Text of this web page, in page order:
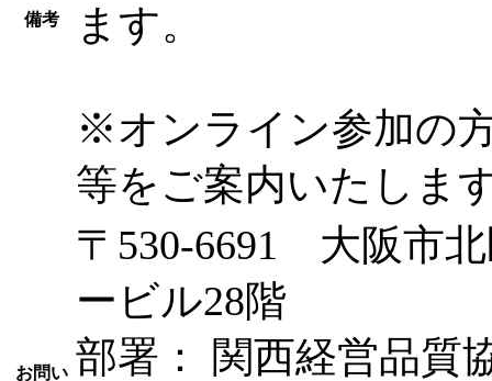
備考
ます。
※オンライン参加の
等をご案内いたしま
お問い
〒530-6691 大阪市
ービル28階
部署： 関西経営品質